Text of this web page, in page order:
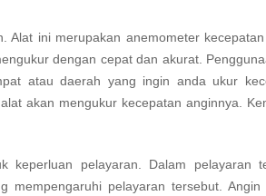
Alat ini merupakan anemometer
dengan cepat dan akurat.
atau daerah yang ingin anda ukur
akan mengukur kecepatan anginnya.
keperluan pelayaran. Dalam pelayaran
mempengaruhi pelayaran tersebut. Angin